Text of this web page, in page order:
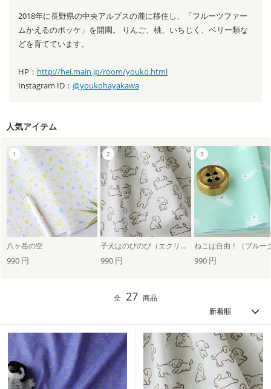
2018年に長野県の中央アルプスの麓に移住し、「フルーツファー
ムかえるのポッケ」を開園。 りんご、桃、いちじく、ベリー類な
どを育てています。
HP： http://hei.main.jp/room/youko.html
Instagram ID： @youkohayakawa
人気アイテム
八ヶ岳の空 子犬はのびのび（エクリュ×ブラウン）
990 円 990 円 990 円
全 27 商品